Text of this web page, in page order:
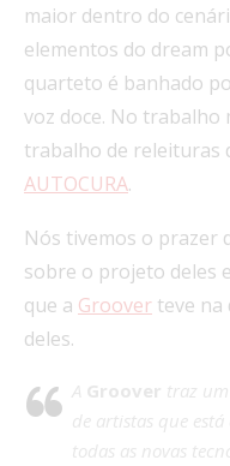
maior dentro do
elementos do dream
quarteto é banhado
voz doce. No trabalho
trabalho de releituras
AUTOCURA.
Nós tivemos o prazer
sobre o projeto deles
que a Groover teve
deles.
A Groover traz
de artistas que
todas as novas